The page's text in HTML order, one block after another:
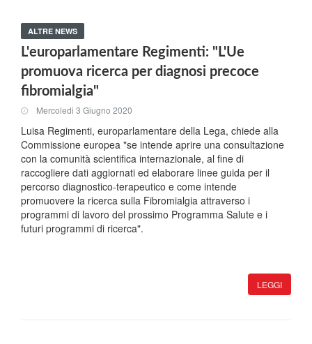
ALTRE NEWS
L'europarlamentare Regimenti: "L'Ue
promuova ricerca per diagnosi precoce
fibromialgia"
Mercoledi 3 Giugno 2020
Luisa Regimenti, europarlamentare della Lega, chiede alla
Commissione europea "se intende aprire una consultazione
con la comunità scientifica internazionale, al fine di
raccogliere dati aggiornati ed elaborare linee guida per il
percorso diagnostico-terapeutico e come intende
promuovere la ricerca sulla Fibromialgia attraverso i
programmi di lavoro del prossimo Programma Salute e i
futuri programmi di ricerca".
LEGGI